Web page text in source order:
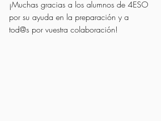
¡Muchas gracias a los alumnos de 4ESO
por su ayuda en la preparación y a
tod@s por vuestra colaboración!